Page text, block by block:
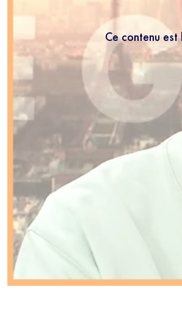
Ce contenu